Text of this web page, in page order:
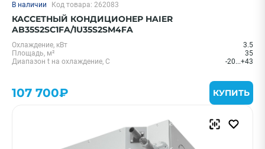
В наличии Код товара: 262083
КАССЕТНЫЙ КОНДИЦИОНЕР HAIER
AB35S2SC1FA/1U35S2SM4FA
Охлаждение, кВт
3.5
Площадь, м²
35
Диапазон t на охлаждение, С
-20...+43
107 700₽ КУПИТЬ